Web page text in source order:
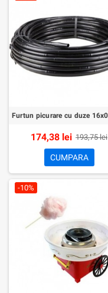
174,38 lei 193,75 lei
CUMPARA
-10%